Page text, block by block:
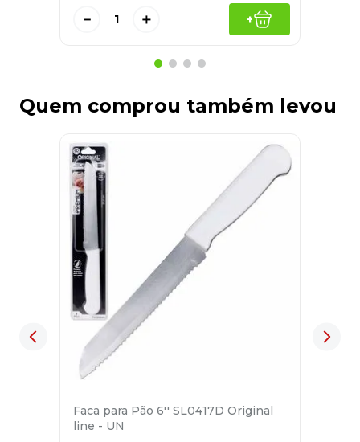
＋
－ +
Quem comprou também levou
Faca para Pão 6'' SL0417D Original
line - UN